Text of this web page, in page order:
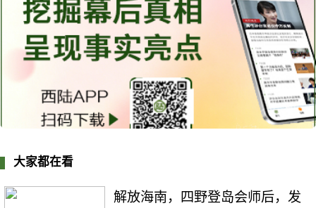
大家都在看
解放海南，四野登岛会师后，发